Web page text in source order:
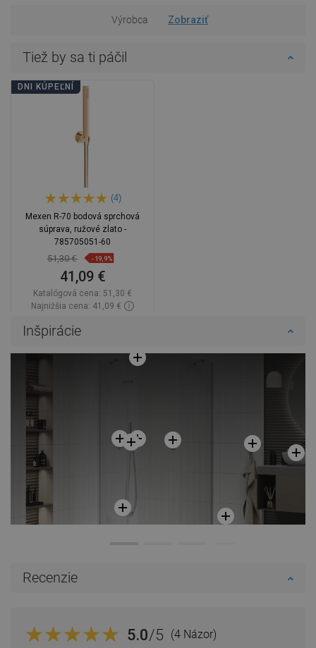
Výrobca Zobraziť
Tiež by sa ti páčil
DNI KÚPEĽNÍ
(4)
Mexen R-70 bodová sprchová
súprava, ružové zlato -
785705051-60
51,30 € -19,9%
41,09 €
Katalógová cena: 51,30 €
Najnižšia cena: 41,09 €
Inšpirácie
Recenzie
5.0/5 (4 Názor)